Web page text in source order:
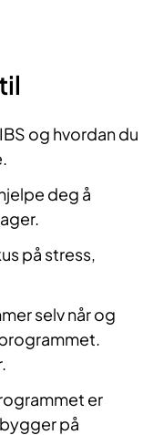
og hvordan du
deg å
på stress,
selv når og
er
på